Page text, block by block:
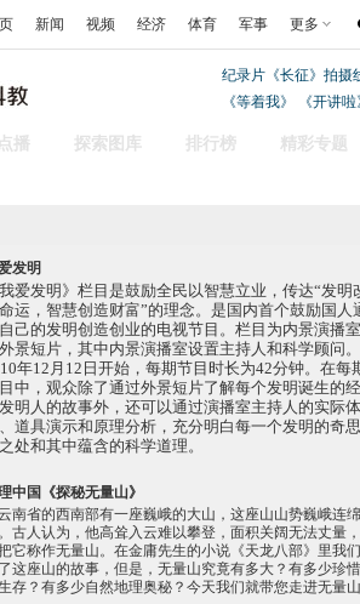
新闻 视频 经济 体育 军事 更多
纪录片《长征》拍摄
《等着我》
《开讲
播 探索图库 排行榜 精彩专题
发明
我爱发明》栏目是鼓励全民以智慧立业，传达“发明
运，智慧创造财富”的理念。是国内首个鼓励国人
己的发明创造创业的电视节目。栏目为内景演播
景短片，其中内景演播室设置主持人和科学顾问
年12月12日开始，每期节目时长为42分钟。在每
中，观众除了通过外景短片了解每个发明诞生的
明人的故事外，还可以通过演播室主持人的实际体
道具演示和原理分析，充分明白每一个发明的奇
处和其中蕴含的科学道理。
中国《探秘无量山》
南省的西南部有一座巍峨的大山，这座山山势巍峨连
古人认为，他高耸入云难以攀登，面积关阔无法丈量
它称作无量山。在金庸先生的小说《天龙八部》里我
这座山的故事，但是，无量山究竟有多大？有多少珍
存？有多少自然地理奥秘？今天我们就带您走进无量